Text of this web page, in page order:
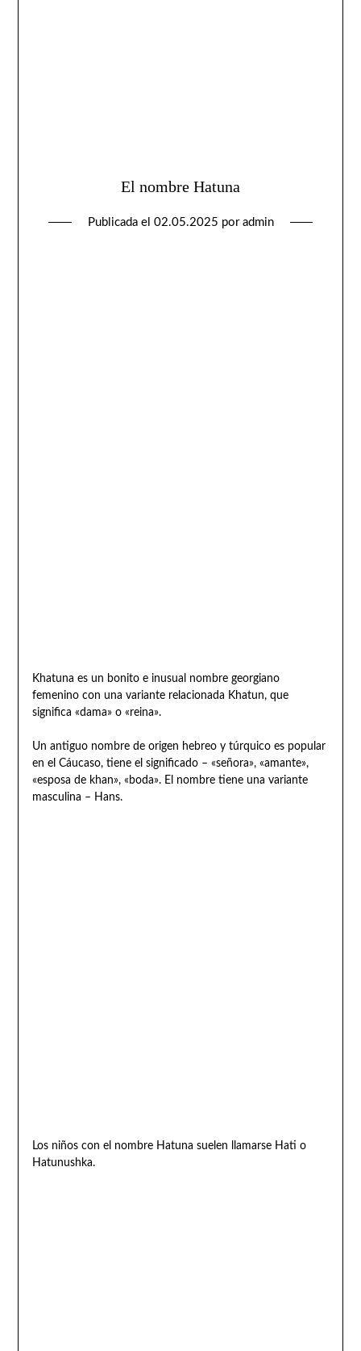
El nombre Hatuna
Publicada el 02.05.2025 por admin
Khatuna es un bonito e inusual nombre georgiano
femenino con una variante relacionada Khatun, que
significa «dama» o «reina».
Un antiguo nombre de origen hebreo y túrquico es popular
en el Cáucaso, tiene el significado – «señora», «amante»,
«esposa de khan», «boda». El nombre tiene una variante
masculina – Hans.
Los niños con el nombre Hatuna suelen llamarse Hati o
Hatunushka.